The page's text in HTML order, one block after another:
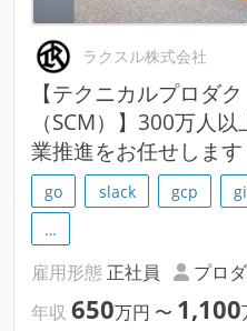
ラクスル株式会社
【テクニカルプロダ
（SCM）】300万人
業推進をお任せします
go slack gcp
…
雇用形態 正社員 プロ
年収 650万円 〜 1,100